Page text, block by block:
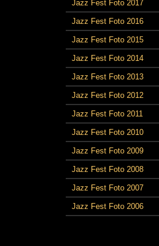
Jazz Fest Foto 2017
Jazz Fest Foto 2016
Jazz Fest Foto 2015
Jazz Fest Foto 2014
Jazz Fest Foto 2013
Jazz Fest Foto 2012
Jazz Fest Foto 2011
Jazz Fest Foto 2010
Jazz Fest Foto 2009
Jazz Fest Foto 2008
Jazz Fest Foto 2007
Jazz Fest Foto 2006